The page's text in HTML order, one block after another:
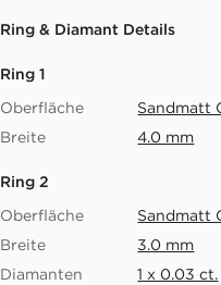
Ring & Diamant Details
Ring 1
Oberfläche
Sandmatt
Breite
4.0 mm
Ring 2
Oberfläche
Sandmatt
Breite
3.0 mm
Diamanten
1 x 0.03 ct.